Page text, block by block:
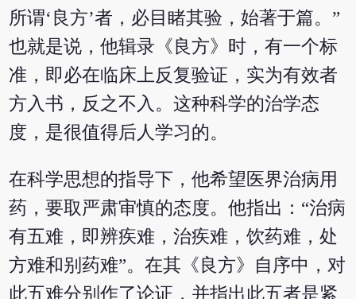
所谓‘良方’者，必目睹其验，始著于篇。”
也就是说，他辑录《良方》时，有一个标
准，即必在临床上反复验证，实为有效者
方入书，反之不入。这种科学的治学态
度，是很值得后人学习的。
在科学思想的指导下，他希望医界治病用
药，要取严肃审慎的态度。他指出：“治病
有五难，即辨疾难，治疾难，饮药难，处
方难和别药难”。在其《良方》自序中，对
此五难分别作了论证，并指出此五者是紧